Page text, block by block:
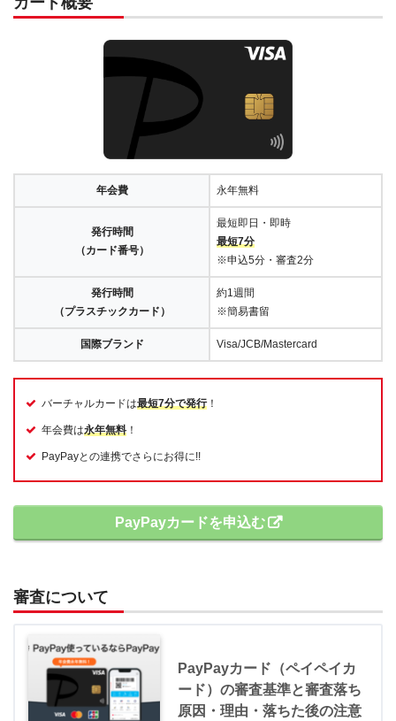
年会費 永年無料
発行時間
（カード番号）
最短即日・即時
最短7分
※申込5分・審査2分
発行時間
（プラスチックカード）
約1週間
※簡易書留
国際ブランド Visa/JCB/Mastercard
バーチャルカードは最短7分で発行！
年会費は永年無料 ！
PayPayとの連携でさらにお得に!!
PayPayカードを申込む
審査について
PayPayカード（ペイペイカ
ード）の審査基準と審査落ち
原因・理由・落ちた後の注意